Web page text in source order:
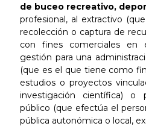
de buceo recreativo,
profesional, al extractivo
recolección o captura de
con fines comerciales
gestión para una
(que es el que tiene como
estudios o proyectos
investigación científica) o
público (que efectúa el
pública autonómica o local,